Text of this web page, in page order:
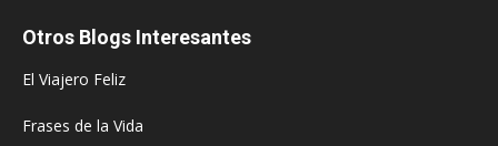
Otros Blogs Interesantes
El Viajero Feliz
Frases de la Vida